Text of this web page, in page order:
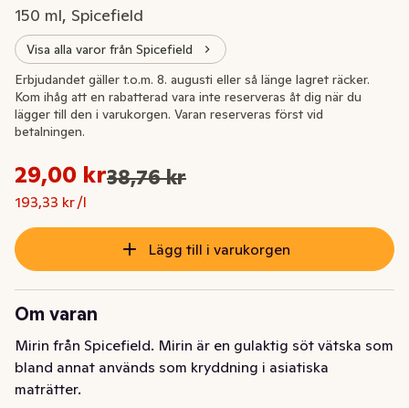
150 ml, Spicefield
Visa alla varor från Spicefield
Extrapris
Ursprungspriset var: 38,76 kr
Nuvarande pris är: 29,00 kr
29,00 kr38,76 kr
193,33 kr /l
Styckpris: 193,33 kr /l
Erbjudandet gäller t.o.m. 8. augusti eller så länge lagret räcker.
Kom ihåg att en rabatterad vara inte reserveras åt dig när du
lägger till den i varukorgen. Varan reserveras först vid
betalningen.
Lägg till i varukorgen
Om varan
Mirin från Spicefield. Mirin är en gulaktig söt vätska som
bland annat används som kryddning i asiatiska
maträtter.